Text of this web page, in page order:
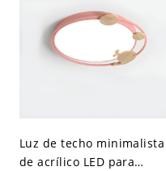
Luz de techo minimalista
de acrílico LED para